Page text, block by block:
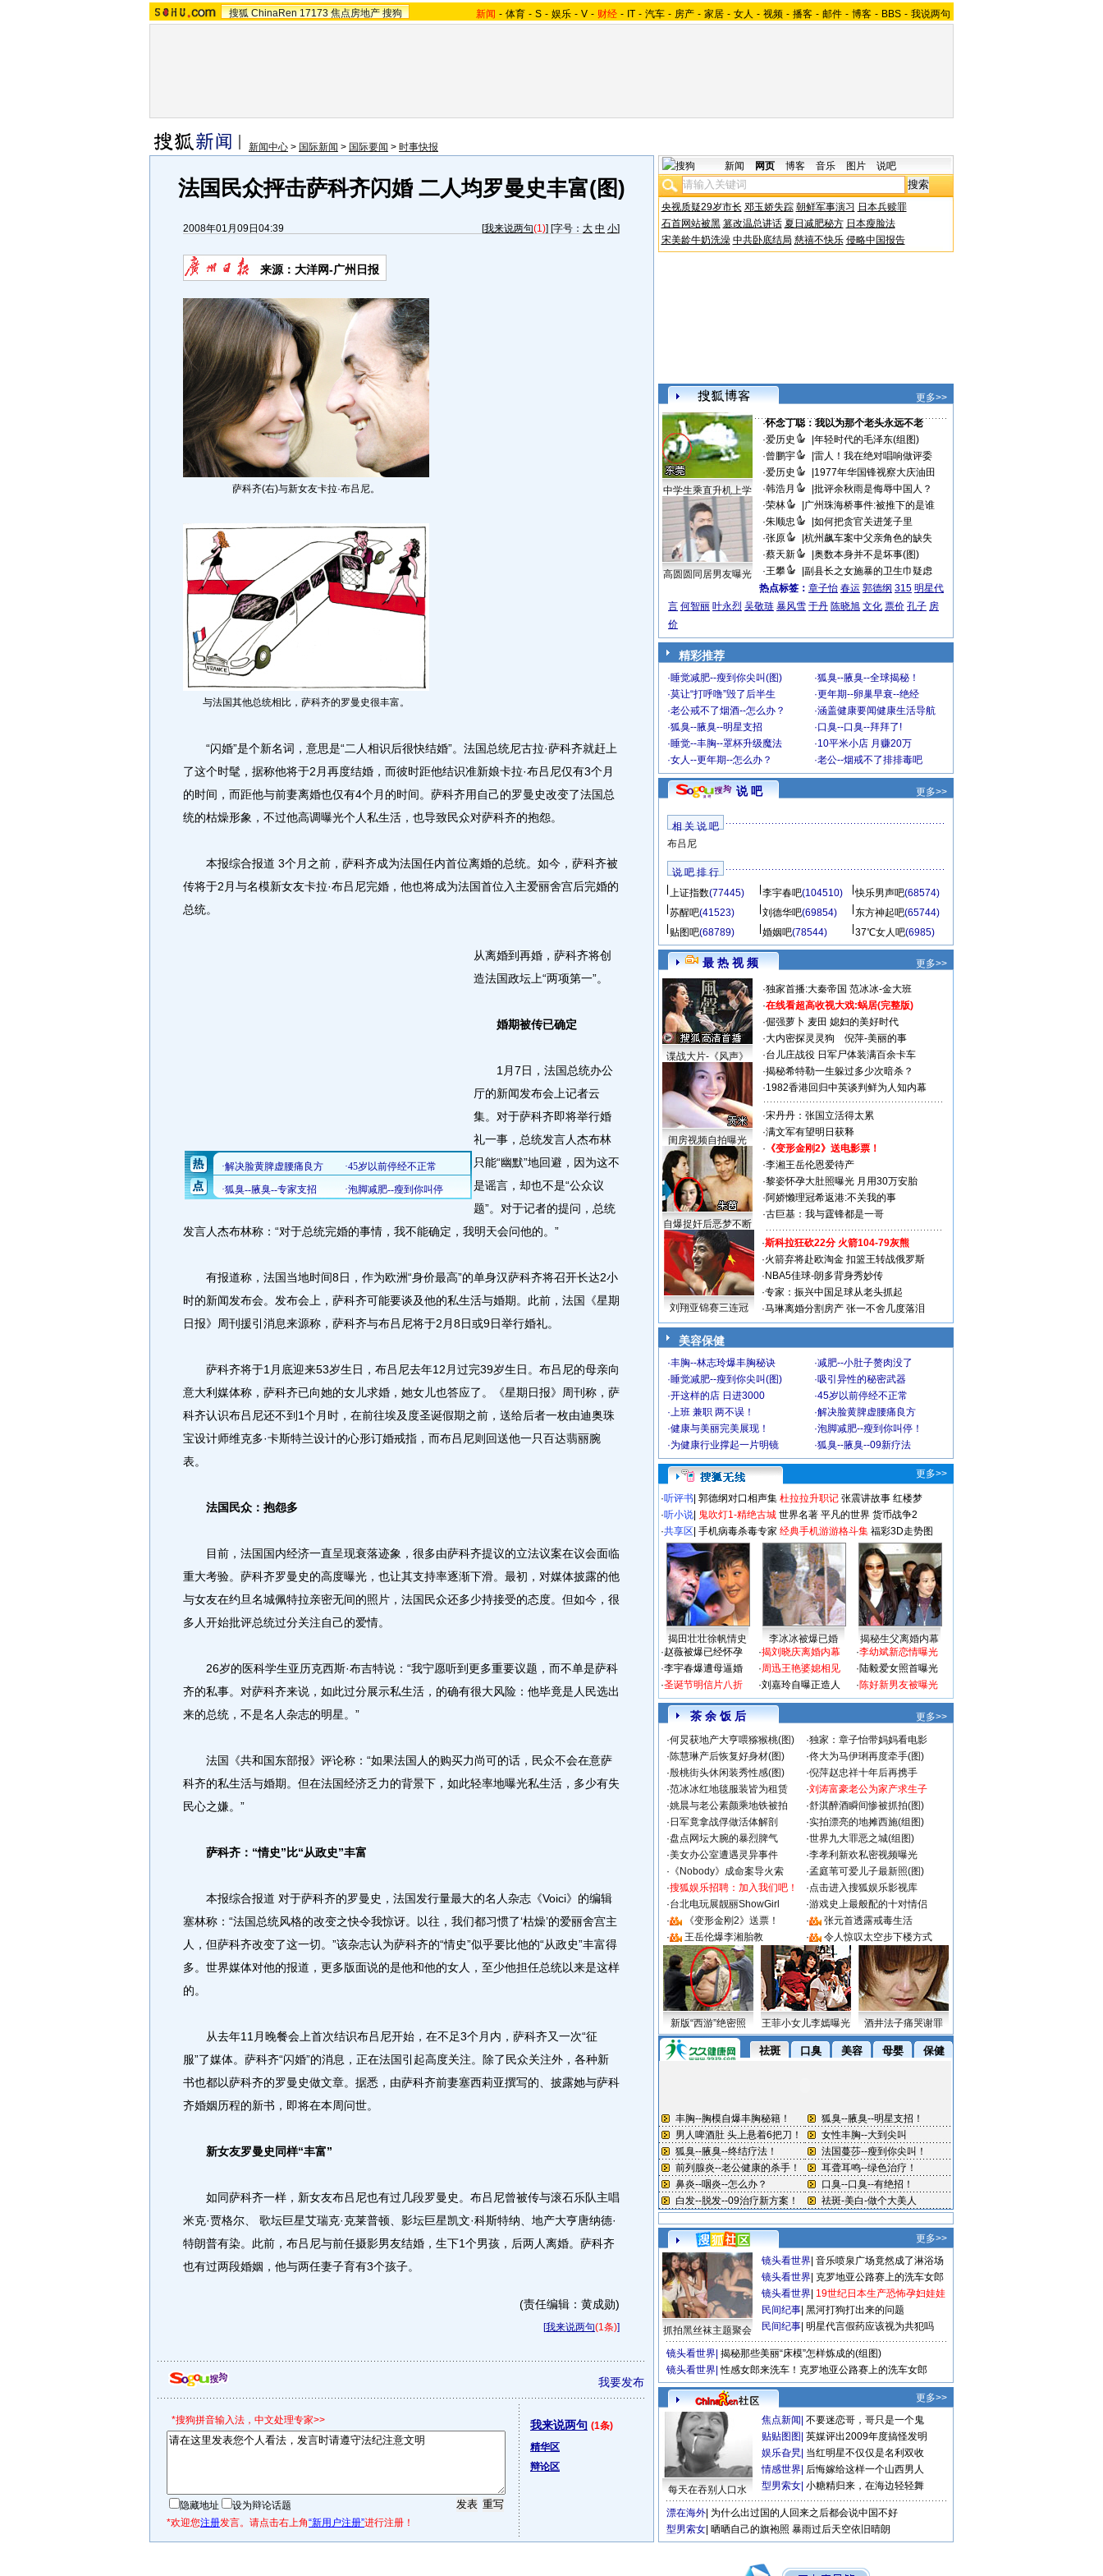
搜狐 ChinaRen 17173 焦点房地产 搜狗 新闻 - 体育 - S - 娱乐 - V - 财经 - IT - 汽车 - 房产 - 家居 - 女人 - 视频 - 播客 - 邮件 - 博客 - BBS - 我说两句
新闻中心 > 国际新闻 > 国际要闻 > 时事快报
法国民众抨击萨科齐闪婚 二人均罗曼史丰富(图)
2008年01月09日04:39 [我来说两句(1)] [字号： 大 中 小]
来源： 大洋网-广州日报
萨科齐(右)与新女友卡拉·布吕尼。
与法国其他总统相比，萨科齐的罗曼史很丰富。
“闪婚”是个新名词，意思是“二人相识后很快结婚”。法国总统尼古拉·萨科齐就赶上
了这个时髦，据称他将于2月再度结婚，而彼时距他结识准新娘卡拉·布吕尼仅有3个月
的时间，而距他与前妻离婚也仅有4个月的时间。萨科齐用自己的罗曼史改变了法国总
统的枯燥形象，不过他高调曝光个人私生活，也导致民众对萨科齐的抱怨。
本报综合报道 3个月之前，萨科齐成为法国任内首位离婚的总统。如今，萨科齐被
传将于2月与名模新女友卡拉·布吕尼完婚，他也将成为法国首位入主爱丽舍宫后完婚的
总统。
从离婚到再婚，萨科齐将创
造法国政坛上“两项第一”。
婚期被传已确定
1月7日，法国总统办公
厅的新闻发布会上记者云
集。对于萨科齐即将举行婚
礼一事，总统发言人杰布林
只能“幽默”地回避，因为这不
是谣言，却也不是“公众议
题”。对于记者的提问，总统
发言人杰布林称：“对于总统完婚的事情，我不能确定，我明天会问他的。”
有报道称，法国当地时间8日，作为欧洲“身价最高”的单身汉萨科齐将召开长达2小
时的新闻发布会。发布会上，萨科齐可能要谈及他的私生活与婚期。此前，法国《星期
日报》周刊援引消息来源称，萨科齐与布吕尼将于2月8日或9日举行婚礼。
萨科齐将于1月底迎来53岁生日，布吕尼去年12月过完39岁生日。布吕尼的母亲向
意大利媒体称，萨科齐已向她的女儿求婚，她女儿也答应了。《星期日报》周刊称，萨
科齐认识布吕尼还不到1个月时，在前往埃及度圣诞假期之前，送给后者一枚由迪奥珠
宝设计师维克多·卡斯特兰设计的心形订婚戒指，而布吕尼则回送他一只百达翡丽腕
表。
法国民众：抱怨多
目前，法国国内经济一直呈现衰落迹象，很多由萨科齐提议的立法议案在议会面临
重大考验。萨科齐罗曼史的高度曝光，也让其支持率逐渐下滑。最初，对媒体披露的他
与女友在约旦名城佩特拉亲密无间的照片，法国民众还多少持接受的态度。但如今，很
多人开始批评总统过分关注自己的爱情。
26岁的医科学生亚历克西斯·布吉特说：“我宁愿听到更多重要议题，而不单是萨科
齐的私事。对萨科齐来说，如此过分展示私生活，的确有很大风险：他毕竟是人民选出
来的总统，不是名人杂志的明星。”
法国《共和国东部报》评论称：“如果法国人的购买力尚可的话，民众不会在意萨
科齐的私生活与婚期。但在法国经济乏力的背景下，如此轻率地曝光私生活，多少有失
民心之嫌。”
萨科齐：“情史”比“从政史”丰富
本报综合报道 对于萨科齐的罗曼史，法国发行量最大的名人杂志《Voici》的编辑
塞林称：“法国总统风格的改变之快令我惊讶。以往，我们都习惯了‘枯燥’的爱丽舍宫主
人，但萨科齐改变了这一切。”该杂志认为萨科齐的“情史”似乎要比他的“从政史”丰富得
多。世界媒体对他的报道，更多版面说的是他和他的女人，至少他担任总统以来是这样
的。
从去年11月晚餐会上首次结识布吕尼开始，在不足3个月内，萨科齐又一次“征
服”了媒体。萨科齐“闪婚”的消息，正在法国引起高度关注。除了民众关注外，各种新
书也都以萨科齐的罗曼史做文章。据悉，由萨科齐前妻塞西莉亚撰写的、披露她与萨科
齐婚姻历程的新书，即将在本周问世。
新女友罗曼史同样“丰富”
如同萨科齐一样，新女友布吕尼也有过几段罗曼史。布吕尼曾被传与滚石乐队主唱
米克·贾格尔、 歌坛巨星艾瑞克·克莱普顿、影坛巨星凯文·科斯特纳、地产大亨唐纳德·
特朗普有染。此前，布吕尼与前任摄影男友结婚，生下1个男孩，后两人离婚。萨科齐
也有过两段婚姻，他与两任妻子育有3个孩子。
(责任编辑：黄成勋)
[我来说两句(1条)]
我要发布
*搜狗拼音输入法，中文处理专家>>
隐藏地址
设为辩论话题
*欢迎您注册发言。请点击右上角“新用户注册”进行注册！
我来说两句 (1条)
精华区
辩论区
新闻 网页 博客 音乐 图片 说吧
央视质疑29岁市长 邓玉娇失踪 朝鲜军事演习 日本兵赎罪
石首网站被黑 篡改温总讲话 夏日减肥秘方 日本瘦脸法
宋美龄牛奶洗澡 中共卧底结局 慈禧不快乐 侵略中国报告
更多>>
中学生乘直升机上学
高圆圆同居男友曝光
·怀念丁聪：我以为那个老头永远不老
·爱历史
年轻时代的毛泽东(组图)
·曾鹏宇
雷人！我在绝对唱响做评委
·爱历史
1977年华国锋视察大庆油田
·韩浩月
批评余秋雨是侮辱中国人？
·荣林
广州珠海桥事件:被推下的是谁
·朱顺忠
如何把贪官关进笼子里
·张原
杭州飙车案中父亲角色的缺失
·蔡天新
奥数本身并不是坏事(图)
·王攀
副县长之女施暴的卫生巾疑虑
热点标签： 章子怡 春运 郭德纲 315 明星代
言 何智丽 叶永烈 吴敬琏 暴风雪 于丹 陈晓旭 文化 票价 孔子 房
价
精彩推荐
·睡觉减肥--瘦到你尖叫(图) ·狐臭--腋臭--全球揭秘！
·莫让“打呼噜”毁了后半生 ·更年期--卵巢早衰--绝经
·老公戒不了烟酒--怎么办？ ·涵盖健康要闻健康生活导航
·狐臭--腋臭--明星支招 ·口臭--口臭--拜拜了!
·睡觉--丰胸--罩杯升级魔法 ·10平米小店 月赚20万
·女人--更年期--怎么办？ ·老公--烟戒不了排排毒吧
说 吧 更多>>
相 关 说 吧
布吕尼
说 吧 排 行
上证指数(77445) 李宇春吧(104510) 快乐男声吧(68574)
苏醒吧(41523) 刘德华吧(69854) 东方神起吧(65744)
贴图吧(68789) 婚姻吧(78544) 37℃女人吧(6985)
最 热 视 频 更多>>
谍战大片-《风声》
闺房视频自拍曝光
自爆捉奸后恶梦不断
·独家首播:大秦帝国 范冰冰-金大班
·在线看超高收视大戏:蜗居(完整版)
·倔强萝卜 麦田 媳妇的美好时代
·大内密探灵灵狗
倪萍-美丽的事
·台儿庄战役 日军尸体装满百余卡车
·揭秘希特勒一生躲过多少次暗杀？
·1982香港回归中英谈判鲜为人知内幕
·宋丹丹：张国立活得太累
·满文军有望明日获释
· 《变形金刚2》送电影票！
·李湘王岳伦恩爱待产
·黎姿怀孕大肚照曝光 月用30万安胎
·阿娇懒理冠希返港:不关我的事
·古巨基：我与霆锋都是一哥
刘翔亚锦赛三连冠
·斯科拉狂砍22分 火箭104-79灰熊
·火箭弃将赴欧淘金 扣篮王转战俄罗斯
· NBA5佳球-朗多背身秀妙传
·专家：振兴中国足球从老头抓起
·马琳离婚分割房产 张一不舍几度落泪
美容保健
·丰胸--林志玲爆丰胸秘诀 ·减肥--小肚子赘肉没了
·睡觉减肥--瘦到你尖叫(图) ·吸引异性的秘密武器
·开这样的店 日进3000 ·45岁以前停经不正常
·上班 兼职 两不误！ ·解决脸黄脾虚腰痛良方
·健康与美丽完美展现！ ·泡脚减肥--瘦到你叫停！
·为健康行业撑起一片明镜 ·狐臭--腋臭--09新疗法
更多>>
·听评书 郭德纲对口相声集 杜拉拉升职记 张震讲故事 红楼梦
·听小说 鬼吹灯1-精绝古城 世界名著 平凡的世界 货币战争2
·共享区 手机病毒杀毒专家 经典手机游游格斗集 福彩3D走势图
揭田壮壮徐帆情史 李冰冰被爆已婚
揭秘生父离婚内幕
·赵薇被爆已经怀孕
·李宇春爆遭母逼婚
·圣诞节明信片八折
·揭刘晓庆离婚内幕
·周迅王艳婆媳相见
·刘嘉玲自曝正造人
·李幼斌新恋情曝光
·陆毅爱女照首曝光
·陈好新男友被曝光
茶 余 饭 后
更多>>
·何炅获地产大亨喂猕猴桃(图) ·独家：章子怡带妈妈看电影
·陈慧琳产后恢复好身材(图) ·佟大为马伊琍再度牵手(图)
·殷桃街头休闲装秀性感(图) ·倪萍赵忠祥十年后再携手
·范冰冰红地毯服装皆为租赁 ·刘涛富豪老公为家产求生子
·姚晨与老公素颜乘地铁被拍 ·舒淇醉酒瞬间惨被抓拍(图)
· 日军竟拿战俘做活体解剖 ·实拍漂亮的地摊西施(组图)
·盘点网坛大腕的暴烈脾气 ·世界九大罪恶之城(组图)
·美女办公室遭遇灵异事件 ·李孝利新欢私密视频曝光
· 《Nobody》成命案导火索 ·孟庭苇可爱儿子最新照(图)
·搜狐娱乐招聘：加入我们吧！ ·点击进入搜狐娱乐影视库
·台北电玩展靓丽ShowGirl ·游戏史上最般配的十对情侣
·
《变形金刚2》送票！ ·
张元首透露戒毒生活
·
王岳伦爆李湘胎教 · 令人惊叹太空步下楼方式
新版“西游”绝密照 王菲小女儿李嫣曝光 酒井法子痛哭谢罪
更多>>
抓拍黑丝袜主题聚会
镜头看世界 音乐喷泉广场竟然成了淋浴场
镜头看世界 克罗地亚公路赛上的洗车女郎
镜头看世界 19世纪日本生产恐怖孕妇娃娃
民间纪事 黑河打狗打出来的问题
民间纪事 明星代言假药应该视为共犯吗
镜头看世界 揭秘那些美丽“床模”怎样炼成的(组图)
镜头看世界 性感女郎来洗车！克罗地亚公路赛上的洗车女郎
更多>>
每天在吞别人口水
焦点新闻 不要迷恋哥，哥只是一个鬼
贴贴图图 英媒评出2009年度搞怪发明
娱乐旮旯 当红明星不仅仅是名利双收
情感世界 后悔嫁给这样一个山西男人
型男索女 小糖精归来，在海边轻轻舞
漂在海外 为什么出过国的人回来之后都会说中国不好
型男索女 晒晒自己的旗袍照 暴雨过后天空依旧晴朗